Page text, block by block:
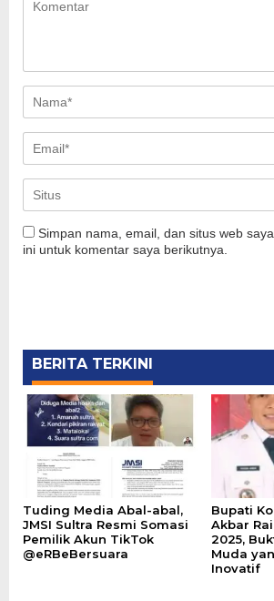
Simpan nama, email, dan situs web
ini untuk komentar saya berikutnya.
BERITA TERKINI
Tuding Media Abal-abal,
JMSI Sultra Resmi Somasi
Pemilik Akun TikTok
@eRBeBersuara
Bupati
Akbar
2025,
Muda
Inovatif